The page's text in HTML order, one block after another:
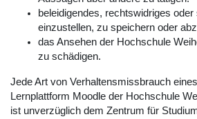
beleidigendes, rechtswidriges
einzustellen, zu speichern oder
das Ansehen der Hochschule
zu schädigen.
Jede Art von Verhaltensmissbrauch
Lernplattform Moodle der Hochschule
ist unverzüglich dem Zentrum für